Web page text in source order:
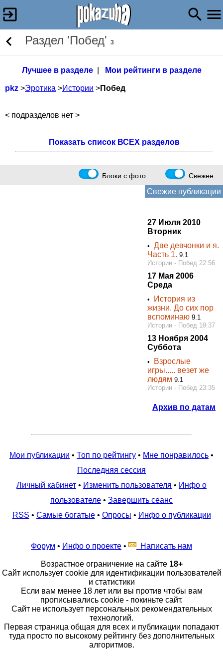
Раздел 'Побед' 3
Лучшее в разделе| Мои рейтинги в разделе
pkz >Эротика >Истории >Побед
< подразделов нет >
Показать список ВСЕХ разделов
Блоки с фото Свежее
Свежие публикации
27 Июля 2010
Вторник
•Две девчонки и я.
Часть 1. 9.1
Истории - Побед 22:56
17 Мая 2006
Среда
•
История из
жизни. До сих пор
вспоминаю 9.1
Истории - Побед 19:37
13 Ноября 2004
Суббота
•
Взрослые
игры..... везет же
людям 9.1
Истории - Побед 23:35
Архив по датам
Мои публикации • Топ по рейтингу • Мне понравилось •
Последняя сессия
Личный кабинет • Изменить пользователя • Инфо о
пользователе • Завершить сеанс
RSS • Самые богатые• Опросы • Инфо о публикации
Форум • Инфо о проекте • Написать нам
Возрастное ограничение на сайте 18+
Сайт использует cookie для идентификации пользователей
и статистики
Если вам менее 18 лет или вы против чтобы вам
прописывались cookie - покиньте сайт.
Сайт не использует персональных рекомендательных
технологий.
Первая страница общая для всех и публикации попадают
туда просто по высокому рейтингу без дополнительных
алгоритмов.